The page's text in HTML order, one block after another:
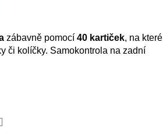
zábavně pomocí 40 kartiček, na které
či kolíčky. Samokontrola na zadní